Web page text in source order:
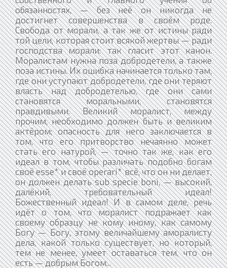
обязанностях, — без неё он никогда не
достигнет совершенства в своём роде.
Свобода от морали, а так же от истины ради
той цели, которая стоит всякой жертвы — ради
господства морали: так гласит этот канон.
Моралистам нужна поза добродетели, а также
поза истины. Их ошибка начинается только там,
где они уступают добродетели, где они теряют
власть над добродетелью, где они сами
становятся моральными, становятся
правдивыми. Великий моралист, между
прочим, необходимо должен быть и великим
актёром; опасность для него заключается в
том, что его притворство нечаянно может
стать его натурой, — точно так же, как его
идеал в том, чтобы различать подобно богам
своё esse* и своё operari* всё, что он ни делает,
он должен делать sub specie boni, — высокий,
далёкий, требовательный идеал!
Божественный идеал! И в самом деле, речь
идёт о том, что моралист подражает как
своему образцу не кому иному, как самому
Богу — Богу, этому величайшему аморалисту
дела, какой только существует, но который,
тем не менее, умеет оставаться тем, что он
есть — добрым Богом...